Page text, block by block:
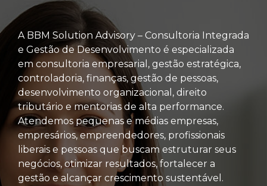
A BBM Solution Advisory – Consultoria Integrada
e Gestão de Desenvolvimento é especializada
em consultoria empresarial, gestão estratégica,
controladoria, finanças, gestão de pessoas,
desenvolvimento organizacional, direito
tributário e mentorias de alta performance.
Atendemos pequenas e médias empresas,
empresários, empreendedores, profissionais
liberais e pessoas que buscam estruturar seus
negócios, otimizar resultados, fortalecer a
gestão e alcançar crescimento sustentável.